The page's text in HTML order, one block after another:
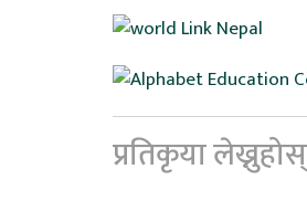
प्रतिकृया